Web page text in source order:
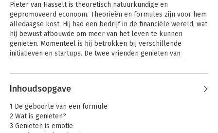
Pieter van Hasselt is theoretisch natuurkundige en
gepromoveerd econoom. Theorieën en formules zijn voor hem
alledaagse kost. Hij had een bedrijf in de financiële wereld, wat
hij bewust afbouwde om meer van het leven te kunnen
genieten. Momenteel is hij betrokken bij verschillende
initiatieven en startups. De twee vrienden genieten van
Inhoudsopgave
1 De geboorte van een formule
2 Wat is genieten?
3 Genieten is emotie